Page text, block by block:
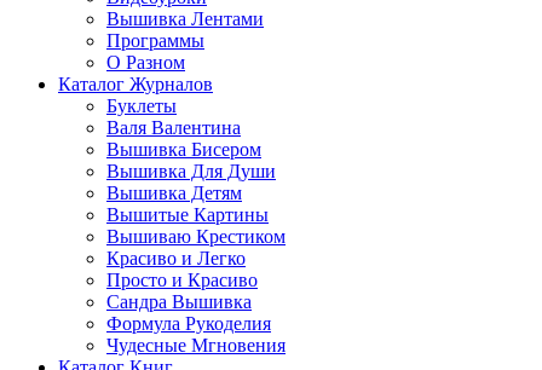
Вышивка Лентами
Программы
О Разном
Каталог Журналов
Буклеты
Валя Валентина
Вышивка Бисером
Вышивка Для Души
Вышивка Детям
Вышитые Картины
Вышиваю Крестиком
Красиво и Легко
Просто и Красиво
Сандра Вышивка
Формула Рукоделия
Чудесные Мгновения